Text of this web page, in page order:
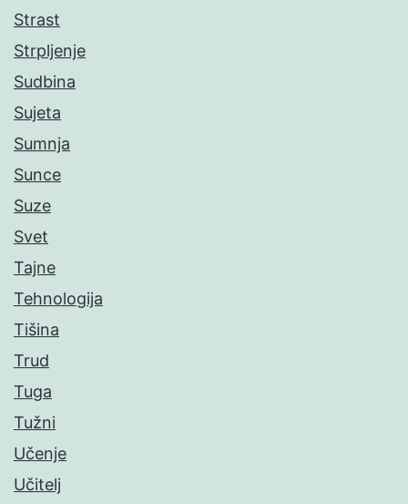
Strast
Strpljenje
Sudbina
Sujeta
Sumnja
Sunce
Suze
Svet
Tajne
Tehnologija
Tišina
Trud
Tuga
Tužni
Učenje
Učitelj